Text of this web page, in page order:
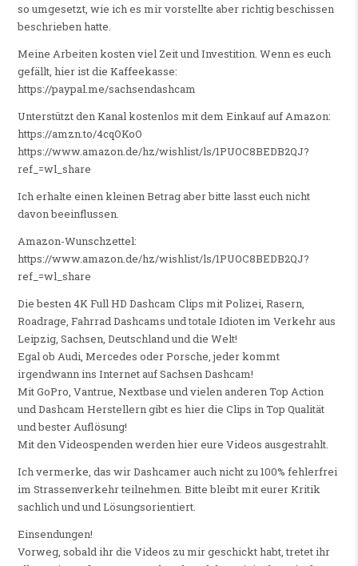
so umgesetzt, wie ich es mir vorstellte aber richtig beschissen
beschrieben hatte.
Meine Arbeiten kosten viel Zeit und Investition. Wenn es euch
gefällt, hier ist die Kaffeekasse:
https://paypal.me/sachsendashcam
Unterstützt den Kanal kostenlos mit dem Einkauf auf Amazon:
https://amzn.to/4cqOKoO
https://www.amazon.de/hz/wishlist/ls/1PUOC8BEDB2QJ?
ref_=wl_share
Ich erhalte einen kleinen Betrag aber bitte lasst euch nicht
davon beeinflussen.
Amazon-Wunschzettel:
https://www.amazon.de/hz/wishlist/ls/1PUOC8BEDB2QJ?
ref_=wl_share
Die besten 4K Full HD Dashcam Clips mit Polizei, Rasern,
Roadrage, Fahrrad Dashcams und totale Idioten im Verkehr aus
Leipzig, Sachsen, Deutschland und die Welt!
Egal ob Audi, Mercedes oder Porsche, jeder kommt
irgendwann ins Internet auf Sachsen Dashcam!
Mit GoPro, Vantrue, Nextbase und vielen anderen Top Action
und Dashcam Herstellern gibt es hier die Clips in Top Qualität
und bester Auflösung!
Mit den Videospenden werden hier eure Videos ausgestrahlt.
Ich vermerke, das wir Dashcamer auch nicht zu 100% fehlerfrei
im Strassenverkehr teilnehmen. Bitte bleibt mit eurer Kritik
sachlich und und Lösungsorientiert.
Einsendungen!
Vorweg, sobald ihr die Videos zu mir geschickt habt, tretet ihr